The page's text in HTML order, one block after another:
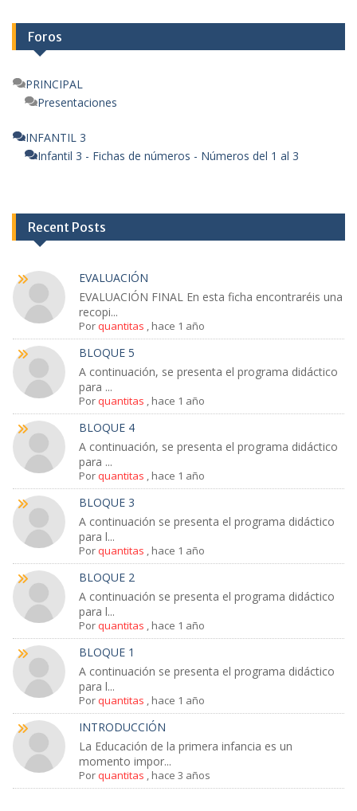
Foros
PRINCIPAL
Presentaciones
INFANTIL 3
Infantil 3 - Fichas de números - Números del 1 al 3
Recent Posts
EVALUACIÓN
EVALUACIÓN FINAL En esta ficha encontraréis una
recopi...
Porquantitas , hace 1 año
BLOQUE 5
A continuación, se presenta el programa didáctico
para ...
Porquantitas , hace 1 año
BLOQUE 4
A continuación, se presenta el programa didáctico
para ...
Porquantitas , hace 1 año
BLOQUE 3
A continuación se presenta el programa didáctico
para l...
Porquantitas , hace 1 año
BLOQUE 2
A continuación se presenta el programa didáctico
para l...
Porquantitas , hace 1 año
BLOQUE 1
A continuación se presenta el programa didáctico
para l...
Porquantitas , hace 1 año
INTRODUCCIÓN
La Educación de la primera infancia es un
momento impor...
Porquantitas , hace 3 años